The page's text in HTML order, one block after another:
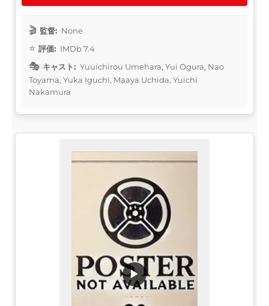
監督: None
評価: IMDb 7.4
キャスト: Yuuichirou Umehara, Yui Ogura, Nao
Toyama, Yuka Iguchi, Maaya Uchida, Yuichi
Nakamura
▶